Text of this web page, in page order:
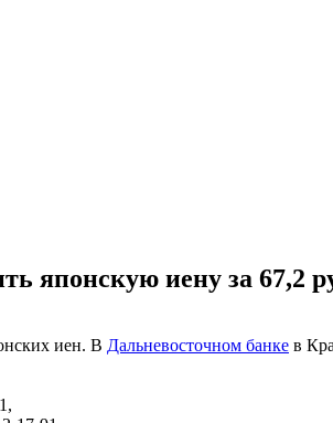
японскую иену за 67,2
иен. В Дальневосточном банке в